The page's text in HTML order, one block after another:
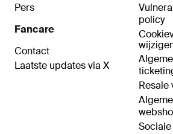
Pers
Fancare
Contact
Laatste updates via X
policy
Resale